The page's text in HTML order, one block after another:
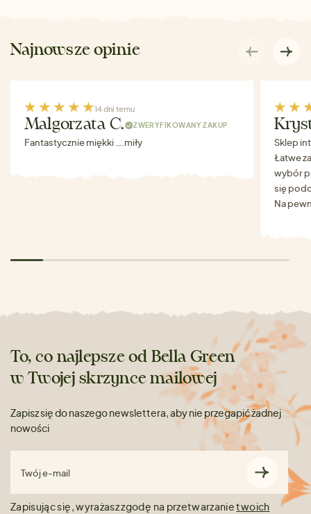
Najnowsze opinie
14 dni temu
Malgorzata C. ZWERYFIKOWANY ZAKUP
Fantastycznie miękki ….miły
Sklep
Łatwe
wybór
się
Na
To, co najlepsze od Bella Green
w Twojej skrzynce mailowej
Zapisz się do naszego newslettera, aby nie przegapić żadnej
nowości
Twój e-mail
Zapisując się, wyrażasz zgodę na przetwarzanietwoich